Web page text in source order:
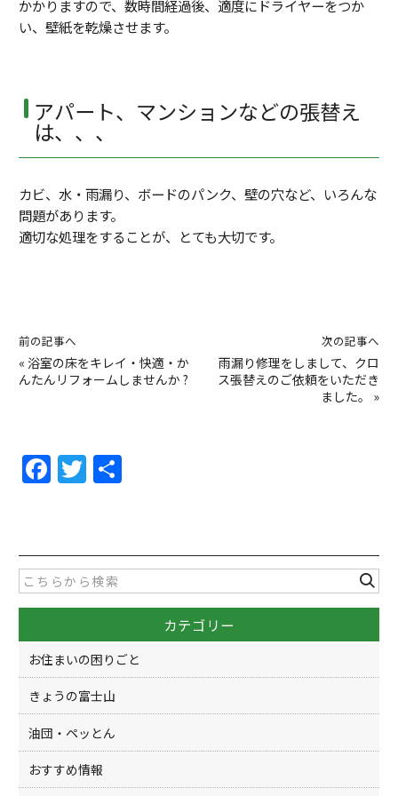
かかりますので、数時間経過後、適度にドライヤーをつか
い、壁紙を乾燥させます。
アパート、マンションなどの張替え
は、、、
カビ、水・雨漏り、ボードのパンク、壁の穴など、いろんな
問題があります。
適切な処理をすることが、とても大切です。
前の記事へ
« 浴室の床をキレイ・快適・か
んたんリフォームしませんか ?
次の記事へ
雨漏り修理をしまして、クロ
ス張替えのご依頼をいただき
ました。
»
F
a
e
b
o
o
k
T
w
er
カテゴリー
お住まいの困りごと
きょうの富士山
油団・ペッとん
おすすめ情報